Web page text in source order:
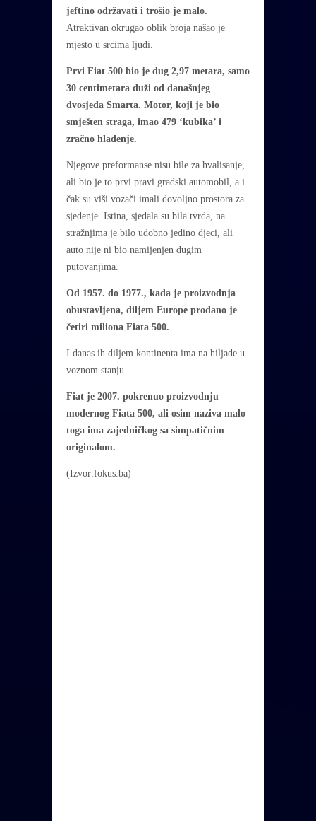
jeftino održavati i trošio je malo.
Atraktivan okrugao oblik broja našao je
mjesto u srcima ljudi.
Prvi Fiat 500 bio je dug 2,97 metara, samo
30 centimetara duži od današnjeg
dvosjeda Smarta. Motor, koji je bio
smješten straga, imao 479 ‘kubika’ i
zračno hlađenje.
Njegove preformanse nisu bile za hvalisanje,
ali bio je to prvi pravi gradski automobil, a i
čak su viši vozači imali dovoljno prostora za
sjedenje. Istina, sjedala su bila tvrda, na
stražnjima je bilo udobno jedino djeci, ali
auto nije ni bio namijenjen dugim
putovanjima.
Od 1957. do 1977., kada je proizvodnja
obustavljena, diljem Europe prodano je
četiri miliona Fiata 500.
I danas ih diljem kontinenta ima na hiljade u
voznom stanju.
Fiat je 2007. pokrenuo proizvodnju
modernog Fiata 500, ali osim naziva malo
toga ima zajedničkog sa simpatičnim
originalom.
(Izvor:fokus.ba)